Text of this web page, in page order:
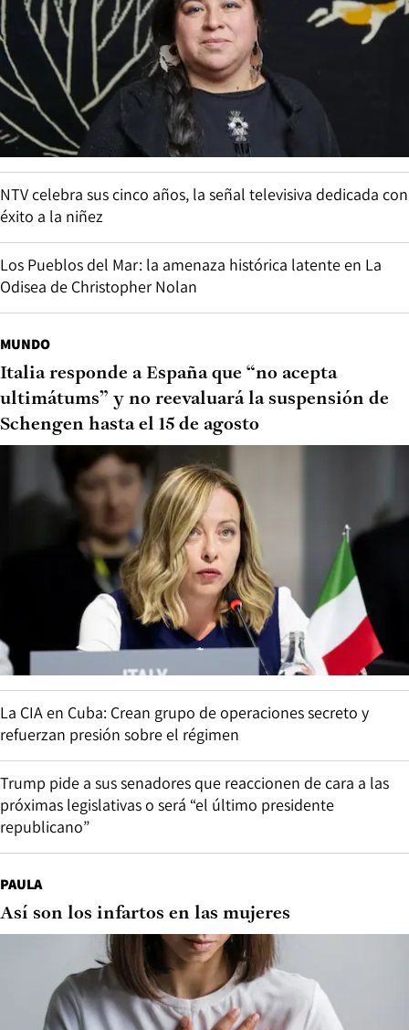
NTV celebra sus cinco años, la señal televisiva dedicada con
éxito a la niñez
Los Pueblos del Mar: la amenaza histórica latente en La
Odisea de Christopher Nolan
MUNDO
Italia responde a España que “no acepta
ultimátums” y no reevaluará la suspensión de
Schengen hasta el 15 de agosto
La CIA en Cuba: Crean grupo de operaciones secreto y
refuerzan presión sobre el régimen
Trump pide a sus senadores que reaccionen de cara a las
próximas legislativas o será “el último presidente
republicano”
PAULA
Así son los infartos en las mujeres